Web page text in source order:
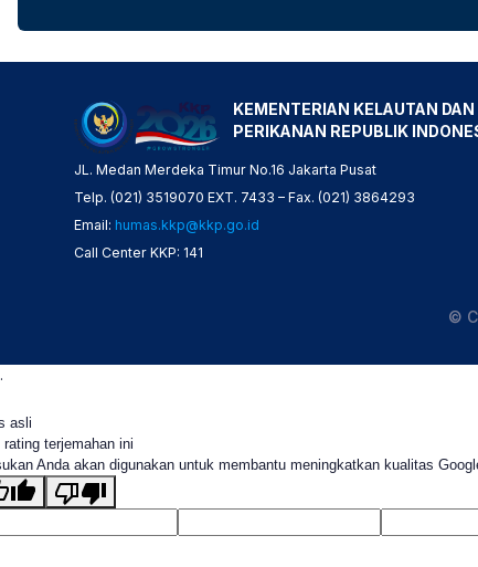
KEMENTERIAN KELAUTAN DAN
PERIKANAN REPUBLIK
JL. Medan Merdeka Timur No.16 Jakarta Pusat
Telp. (021) 3519070 EXT. 7433 – Fax. (021) 3864293
Email: humas.kkp@kkp.go.id
Call Center KKP: 141
©
.
asli
rating terjemahan ini
Anda akan digunakan untuk membantu meningkatkan kualitas